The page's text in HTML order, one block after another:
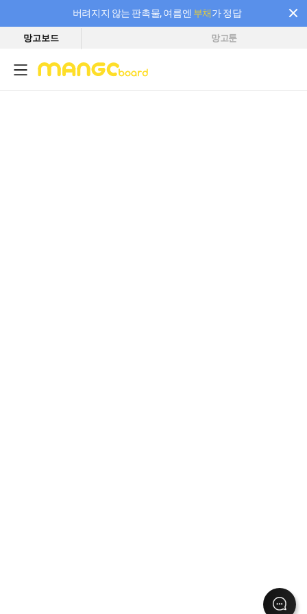
버려지지 않는 판촉물, 여름엔 부채가 정답
필요한 만큼 충전하고 끊김 없이 작업하세요! 새로워진 AI 부스터 요금제
망고보드 망고툰